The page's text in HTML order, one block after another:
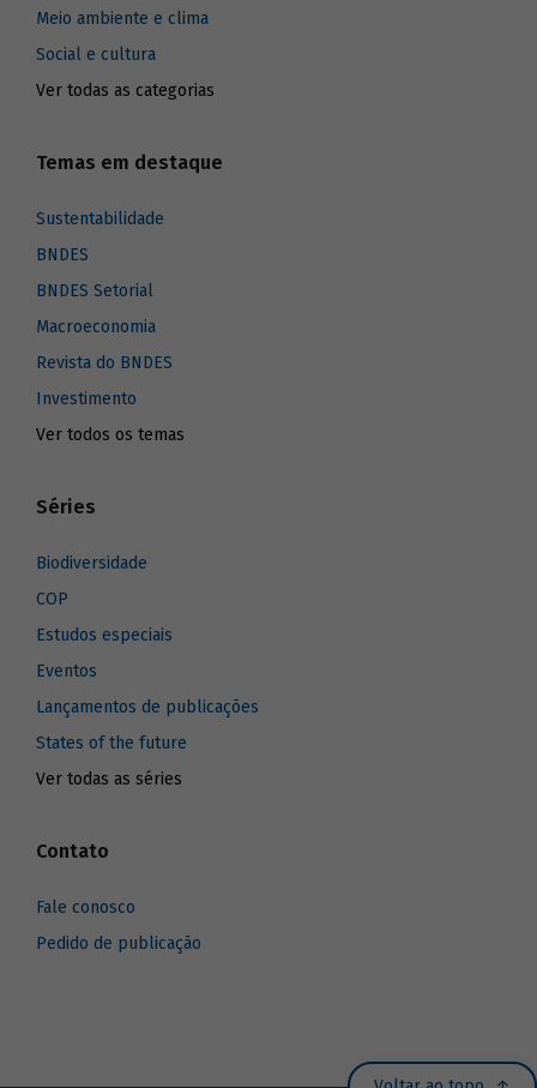
Meio ambiente e clima
Social e cultura
Ver todas as categorias
Temas em destaque
Sustentabilidade
BNDES
BNDES Setorial
Macroeconomia
Revista do BNDES
Investimento
Ver todos os temas
Séries
Biodiversidade
COP
Estudos especiais
Eventos
Lançamentos de publicações
States of the future
Ver todas as séries
Contato
Fale conosco
Pedido de publicação